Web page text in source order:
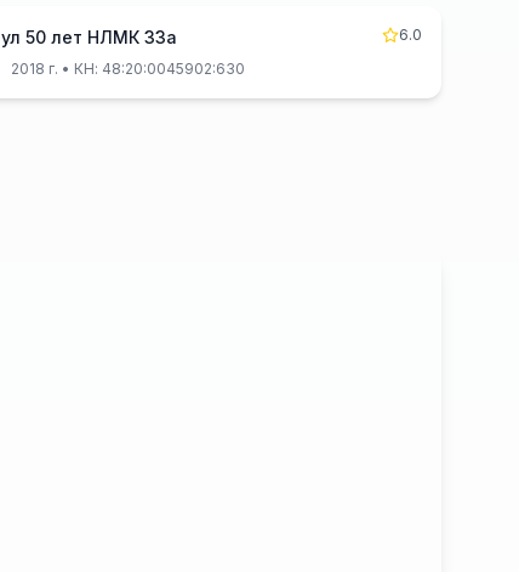
ул 50 лет НЛМК 33а
6.0
2018 г. • КН: 48:20:0045902:630